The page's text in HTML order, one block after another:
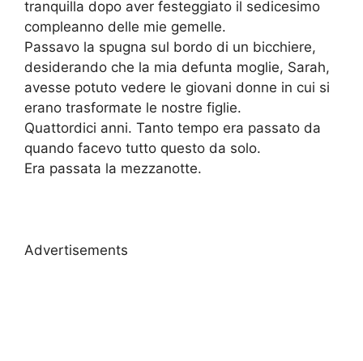
tranquilla dopo aver festeggiato il sedicesimo
compleanno delle mie gemelle.
Passavo la spugna sul bordo di un bicchiere,
desiderando che la mia defunta moglie, Sarah,
avesse potuto vedere le giovani donne in cui si
erano trasformate le nostre figlie.
Quattordici anni. Tanto tempo era passato da
quando facevo tutto questo da solo.
Era passata la mezzanotte.
Advertisements